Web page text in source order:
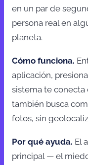
en un par de
persona real en
planeta.
Cómo funciona.
aplicación,
sistema te conecta
también busca
fotos, sin
Por qué ayuda. El
principal — el